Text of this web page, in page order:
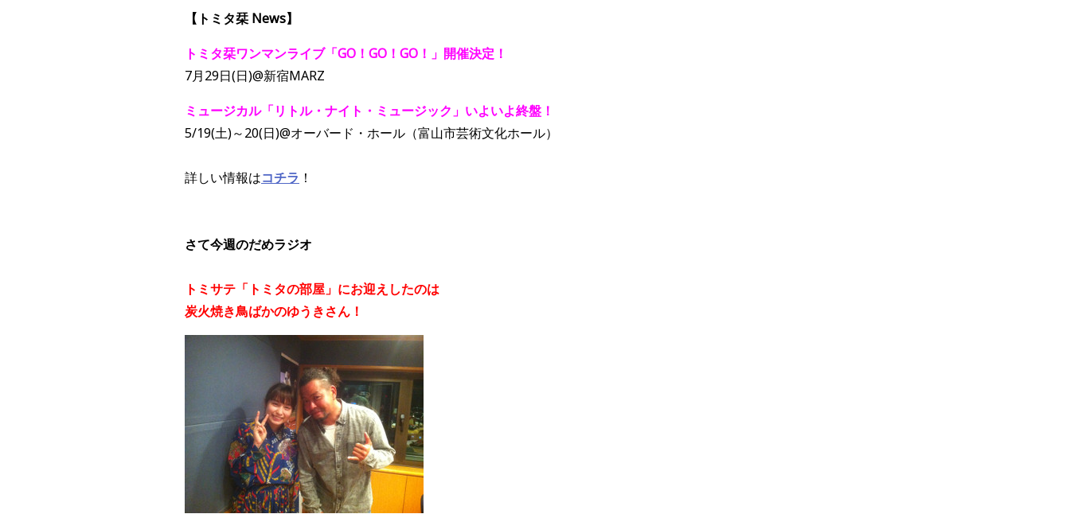
【トミタ栞 News】
トミタ栞ワンマンライブ「GO！GO！GO！」開催決定！
7月29日(日)@新宿MARZ
ミュージカル「リトル・ナイト・ミュージック」いよいよ終盤！
5/19(土)～20(日)@オーバード・ホール（富山市芸術文化ホール）
詳しい情報はコチラ ！
さて今週のだめラジオ
トミサテ「トミタの部屋」にお迎えしたのは
炭火焼き鳥ばかのゆうきさん！